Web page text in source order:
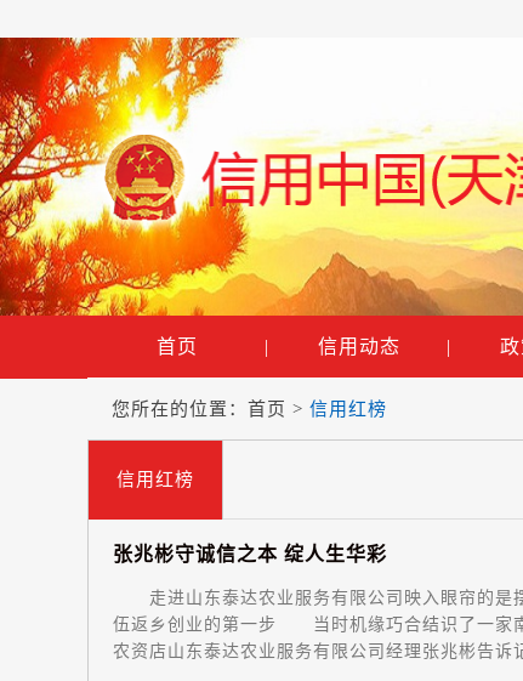
首页 | 信用动态 |
您所在的位置： 首页 > 信用红榜
信用红榜
张兆彬守诚信之本 绽人生华彩
走进山东泰达农业服务有限公司映入眼帘的是
伍返乡创业的第一步 当时机缘巧合结识了一家
农资店山东泰达农业服务有限公司经理张兆彬告